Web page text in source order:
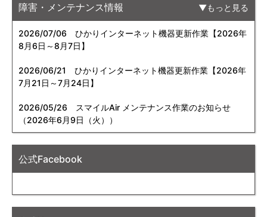
障害・メンテナンス情報 もっと見る
2026/07/06 ひかりインターネット機器更新作業【2026年
8月6日～8月7日】
2026/06/21
ひかりインターネット機器更新作業【2026年
7月21日～7月24日】
2026/05/26 スマイルAir メンテナンス作業のお知らせ
（2026年6月9日（火））
公式Facebook